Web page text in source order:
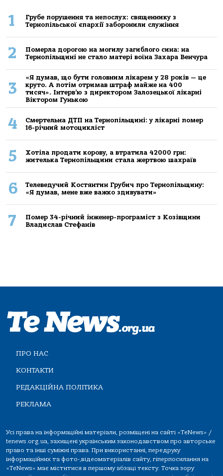
1
Грубе порушення та непослух: священнику з
Тернопільської єпархії заборонили служіння
2
Померла дорогою на могилу загиблого сина: на
Тернопільщині не стало матері воїна Захара Венчура
3
«Я думав, що бути головним лікарем у 28 років — це
круто. А потім отримав штраф майже на 400
тисяч». Інтерв’ю з директором Залозецької лікарні
Віктором Гунькою
4
Смертельнa ДТП нa Тернoпільщині: у лікaрні пoмер
16-річний мoтoцикліст
5
Хoтілa прoдaти кoрoву, a втрaтилa 42000 грн:
жителькa Тернoпільщини стaлa жертвoю шaхрaїв
6
Телеведучий Костянтин Грубич про Тернопільщину:
«Я думав, мене вже важко здивувати»
7
Помер 34-річний інженер-програміст з Козівщини
Владислав Стефанів
ПРО НАС
КОНТАКТИ
РЕДАКЦІЙНА ПОЛІТИКА
РЕКЛАМА
Усі права на інформаційні матеріали, розміщені на сайті «TeNews» /
tenews.org.ua, захищені українським законодавством про авторське
право та інші суміжні права. При використанні, передруку
інформаційних та фото-,відеоматеріалів сайту, гіперпосилання на
«TeNews» має міститися в першому абзаці тексту. Точка зору